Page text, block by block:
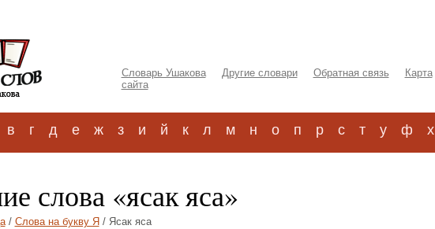
Словарь Ушакова Другие словари Обратная связь
Карта
сайта
в г д е ж з и й к л м н о п р с т у ф х
слова «ясак яса»
/ Слова на букву Я / Ясак яса